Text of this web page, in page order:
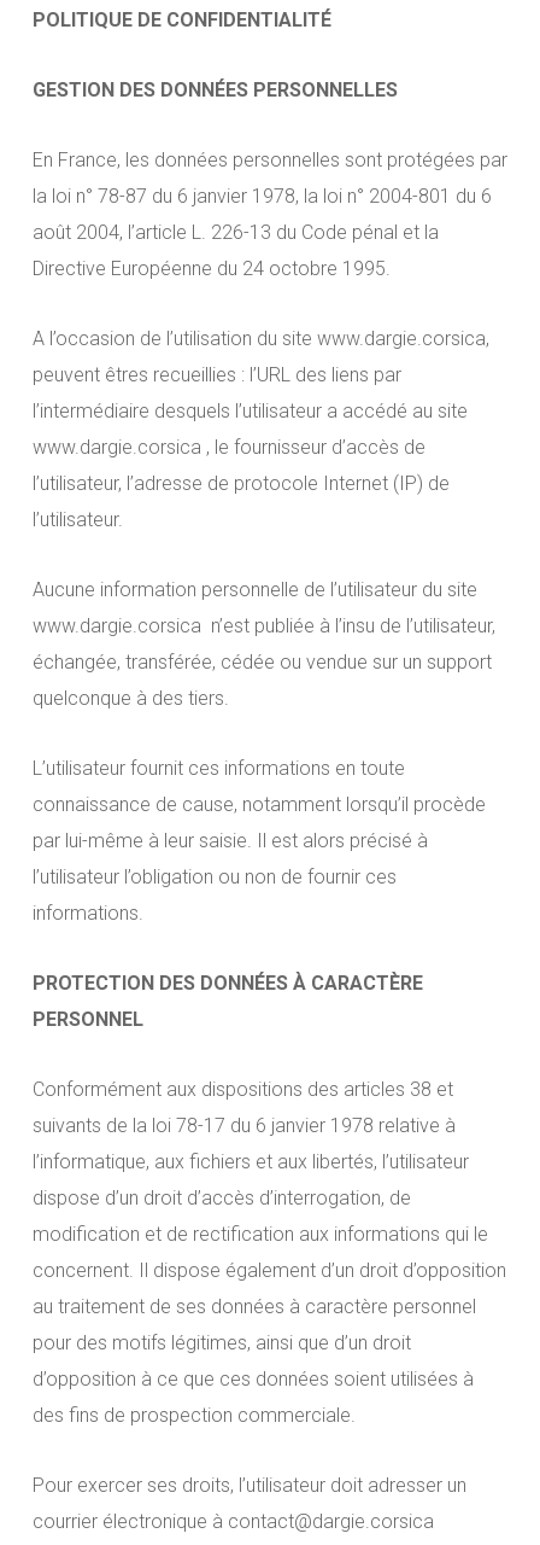
POLITIQUE DE CONFIDENTIALITÉ
GESTION DES DONNÉES PERSONNELLES
En France, les données personnelles sont protégées par
la loi n° 78-87 du 6 janvier 1978, la loi n° 2004-801 du 6
août 2004, l’article L. 226-13 du Code pénal et la
Directive Européenne du 24 octobre 1995.
A l’occasion de l’utilisation du site www.dargie.corsica,
peuvent êtres recueillies : l’URL des liens par
l’intermédiaire desquels l’utilisateur a accédé au site
www.dargie.corsica , le fournisseur d’accès de
l’utilisateur, l’adresse de protocole Internet (IP) de
l’utilisateur.
Aucune information personnelle de l’utilisateur du site
www.dargie.corsica n’est publiée à l’insu de l’utilisateur,
échangée, transférée, cédée ou vendue sur un support
quelconque à des tiers.
L’utilisateur fournit ces informations en toute
connaissance de cause, notamment lorsqu’il procède
par lui-même à leur saisie. Il est alors précisé à
l’utilisateur l’obligation ou non de fournir ces
informations.
PROTECTION DES DONNÉES À CARACTÈRE
PERSONNEL
Conformément aux dispositions des articles 38 et
suivants de la loi 78-17 du 6 janvier 1978 relative à
l’informatique, aux fichiers et aux libertés, l’utilisateur
dispose d’un droit d’accès d’interrogation, de
modification et de rectification aux informations qui le
concernent. Il dispose également d’un droit d’opposition
au traitement de ses données à caractère personnel
pour des motifs légitimes, ainsi que d’un droit
d’opposition à ce que ces données soient utilisées à
des fins de prospection commerciale.
Pour exercer ses droits, l’utilisateur doit adresser un
courrier électronique à contact@dargie.corsica